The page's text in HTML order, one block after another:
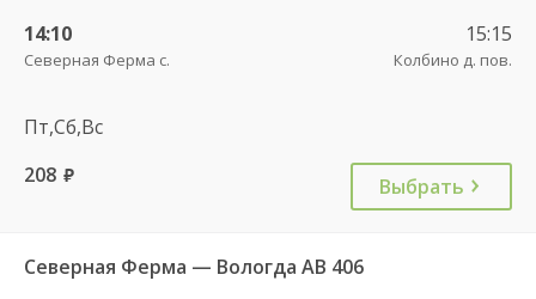
14:10
Северная Ферма с.
15:15
Колбино д. пов.
Пт,Сб,Вс
208 руб. Выбрать
Северная Ферма — Вологда АВ 406